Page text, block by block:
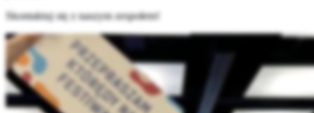
Skontaktuj się z naszym zespołem!